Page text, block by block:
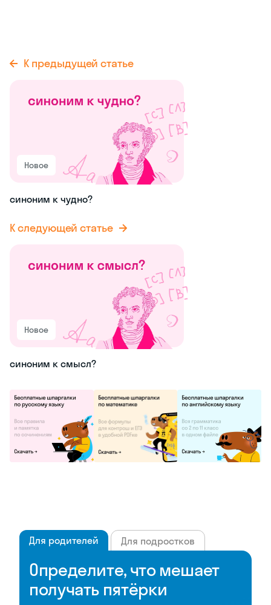
К предыдущей статье
Новое
синоним к чудно?
К следующей статье
Новое
синоним к смысл?
Для родителей Для подростков
Определите, что мешает
получать пятёрки